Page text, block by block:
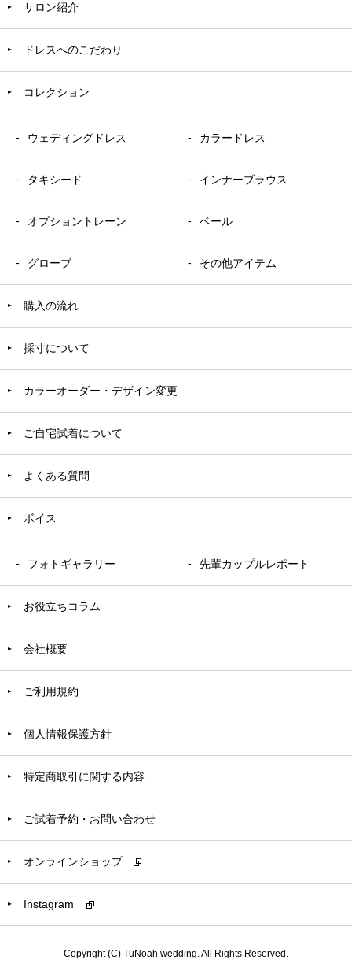
サロン紹介
ドレスへのこだわり
コレクション
ウェディングドレス カラードレス
タキシード インナーブラウス
オプショントレーン ベール
グローブ その他アイテム
購入の流れ
採寸について
カラーオーダー・デザイン変更
ご自宅試着について
よくある質問
ボイス
フォトギャラリー 先輩カップルレポート
お役立ちコラム
会社概要
ご利用規約
個人情報保護方針
特定商取引に関する内容
ご試着予約・お問い合わせ
オンラインショップ
Instagram
Copyright (C) TuNoah wedding. All Rights Reserved.